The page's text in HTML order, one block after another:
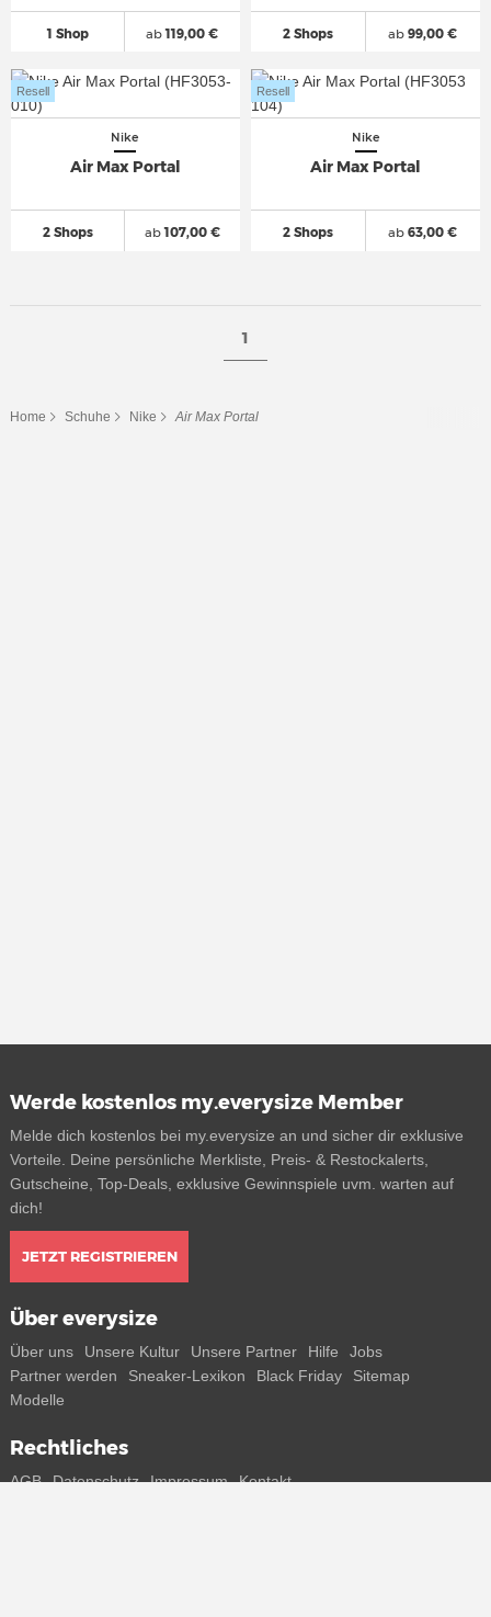
1 Shop ab119,00 € 2 Shops ab 99,00 €
Nike
Air Max Portal
2 Shops
Resell
ab107,00 €
Nike
Air Max Portal
2 Shops
Resell
ab 63,00 €
1
Home Schuhe Nike Air Max Portal
Werde kostenlos my.everysize Member
Melde dich kostenlos bei my.everysize an und sicher dir exklusive
Vorteile. Deine persönliche Merkliste, Preis- & Restockalerts,
Gutscheine, Top-Deals, exklusive Gewinnspiele uvm. warten auf
dich!
JETZT REGISTRIEREN
Über everysize
Über uns Unsere Kultur Unsere Partner Hilfe
Jobs
Partner werden
Sneaker-Lexikon Black Friday
Sitemap
Modelle
Rechtliches
AGB Datenschutz Impressum Kontakt